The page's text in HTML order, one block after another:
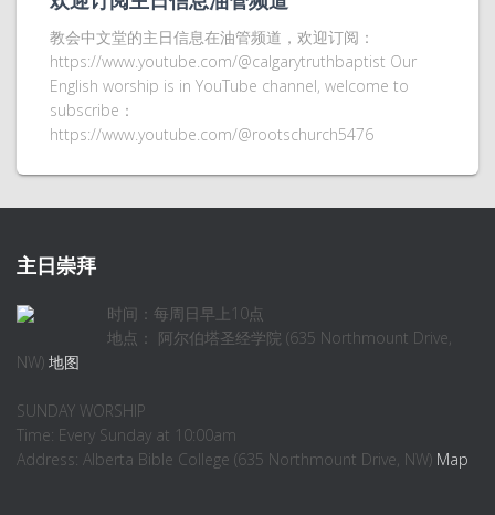
教会中文堂的主日信息在油管频道，欢迎订阅：
https://www.youtube.com/@calgarytruthbaptist Our
English worship is in YouTube channel, welcome to
subscribe：
https://www.youtube.com/@rootschurch5476
主日崇拜
时间：每周日早上10点
地点： 阿尔伯塔圣经学院 (635 Northmount Drive,
NW) 地图
SUNDAY WORSHIP
Time: Every Sunday at 10:00am
Address: Alberta Bible College (635 Northmount Drive, NW) Map